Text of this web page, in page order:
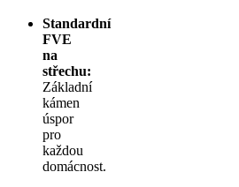
Standardní
FVE
na
střechu:
Základní
kámen
úspor
pro
každou
domácnost.